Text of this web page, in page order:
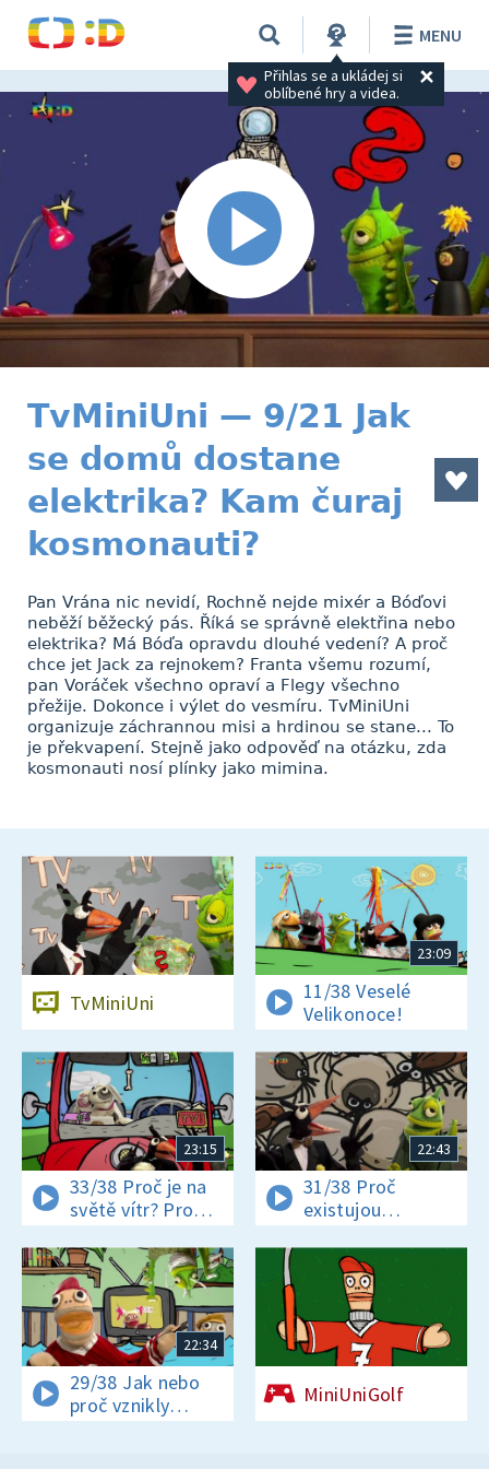
Přihlas se a ukládej si
oblíbené hry a videa.
MENU
TvMiniUni — 9/21 Jak
se domů dostane
elektrika? Kam čuraj
kosmonauti?
Pan Vrána nic nevidí, Rochně nejde mixér a Bóďovi
neběží běžecký pás. Říká se správně elektřina nebo
elektrika? Má Bóďa opravdu dlouhé vedení? A proč
chce jet Jack za rejnokem? Franta všemu rozumí,
pan Voráček všechno opraví a Flegy všechno
přežije. Dokonce i výlet do vesmíru. TvMiniUni
organizuje záchrannou misi a hrdinou se stane... To
je překvapení. Stejně jako odpověď na otázku, zda
kosmonauti nosí plínky jako mimina.
TvMiniUni
23:09
11/38 Veselé
Velikonoce!
23:15
33/38 Proč je na
světě vítr? Proč
jsou někteří hadi
jedovatí?
22:43
31/38 Proč
existujou
klíšťata? Jak se
vyrábí čokoláda?
22:34
29/38 Jak nebo
proč vznikly
pohádky? A proč
MiniUniGolf